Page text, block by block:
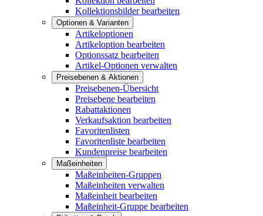
Kollektionsbilder bearbeiten
Optionen & Varianten
Artikeloptionen
Artikeloption bearbeiten
Optionssatz bearbeiten
Artikel-Optionen verwalten
Preisebenen & Aktionen
Preisebenen-Übersicht
Preisebene bearbeiten
Rabattaktionen
Verkaufsaktion bearbeiten
Favoritenlisten
Favoritenliste bearbeiten
Kundenpreise bearbeiten
Maßeinheiten
Maßeinheiten-Gruppen
Maßeinheiten verwalten
Maßeinheit bearbeiten
Maßeinheit-Gruppe bearbeiten